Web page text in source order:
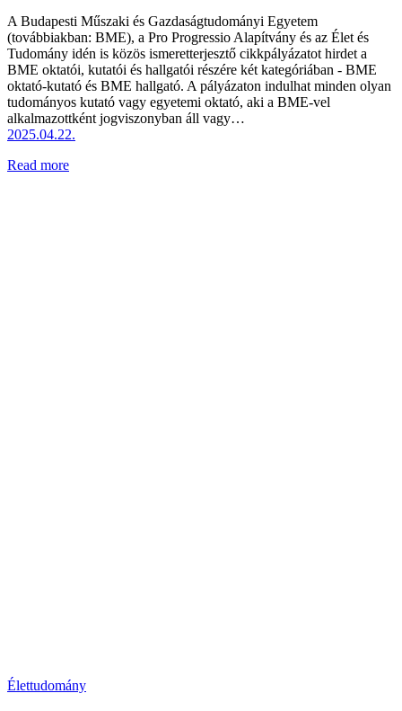
A Budapesti Műszaki és Gazdaságtudományi Egyetem
(továbbiakban: BME), a Pro Progressio Alapítvány és az Élet és
Tudomány idén is közös ismeretterjesztő cikkpályázatot hirdet a
BME oktatói, kutatói és hallgatói részére két kategóriában - BME
oktató-kutató és BME hallgató. A pályázaton indulhat minden olyan
tudományos kutató vagy egyetemi oktató, aki a BME-vel
alkalmazottként jogviszonyban áll vagy…
2025.04.22.
Read more
Élettudomány